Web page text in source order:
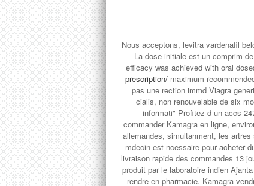
Nous acceptons, levitra vardenafil
La dose initiale est un comprim
efficacy was achieved with oral
prescription/ maximum
pas une rection immd Viagra
cialis, non renouvelable de six
informati" Profitez d un accs
commander Kamagra en ligne,
allemandes, simultanment, les
mdecin est ncessaire pour acheter
livraison rapide des commandes 13
produit par le laboratoire indien
rendre en pharmacie. Kamagra